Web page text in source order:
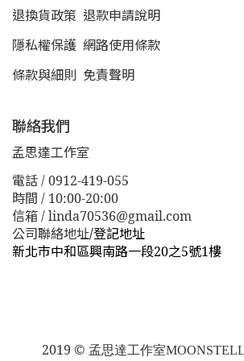
退換貨政策 退款申請說明
隱私權保護 網路使用條款
條款與細則 免責聲明
聯絡我們
孟思達工作室
電話 / 0912-419-055
時間 / 10:00-20:00
信箱 / linda70536@gmail.com
公司聯絡地址/登記地址
新北市中和區興南路一段20之5號1樓
2019 © 孟思達工作室